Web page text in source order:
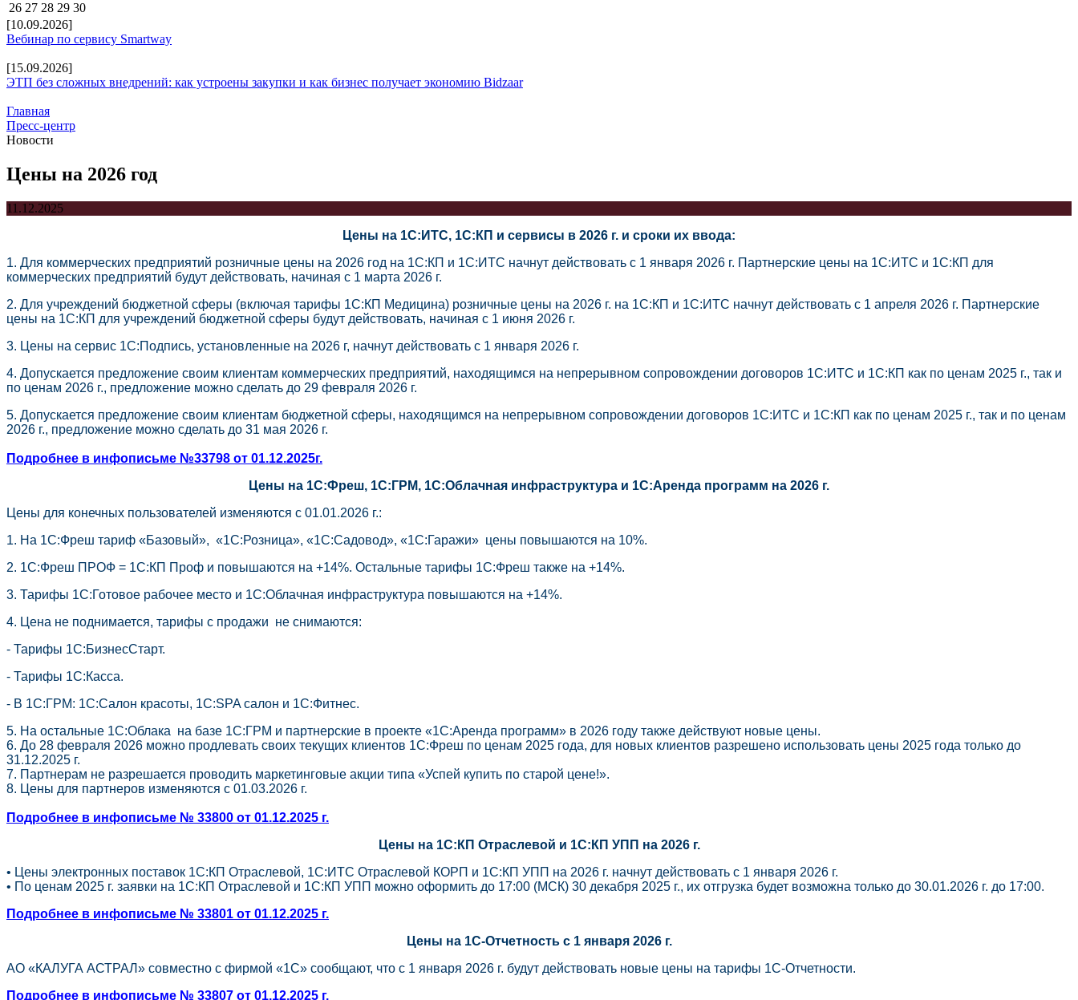
26 27 28 29 30
[10.09.2026]
Вебинар по сервису Smartway
[15.09.2026]
ЭТП без сложных внедрений: как устроены закупки и как бизнес получает экономию Bidzaar
Главная
Пресс-центр
Новости
Цены на 2026 год
11.12.2025
Цены на 1С:ИТС, 1С:КП и сервисы в 2026 г. и сроки их ввода:
1. Для коммерческих предприятий розничные цены на 2026 год на 1С:КП и 1С:ИТС начнут действовать с 1 января 2026 г. Партнерские цены на 1С:ИТС и 1С:КП для
коммерческих предприятий будут действовать, начиная с 1 марта 2026 г.
2. Для учреждений бюджетной сферы (включая тарифы 1С:КП Медицина) розничные цены на 2026 г. на 1С:КП и 1С:ИТС начнут действовать с 1 апреля 2026 г. Партнерские
цены на 1С:КП для учреждений бюджетной сферы будут действовать, начиная с 1 июня 2026 г.
3. Цены на сервис 1С:Подпись, установленные на 2026 г, начнут действовать с 1 января 2026 г.
4. Допускается предложение своим клиентам коммерческих предприятий, находящимся на непрерывном сопровождении договоров 1С:ИТС и 1С:КП как по ценам 2025 г., так и
по ценам 2026 г., предложение можно сделать до 29 февраля 2026 г.
5. Допускается предложение своим клиентам бюджетной сферы, находящимся на непрерывном сопровождении договоров 1С:ИТС и 1С:КП как по ценам 2025 г., так и по ценам
2026 г., предложение можно сделать до 31 мая 2026 г.
Подробнее в инфописьме №33798 от 01.12.2025г.
Цены на 1С:Фреш, 1С:ГРМ, 1С:Облачная инфраструктура и 1С:Аренда программ на 2026 г.
Цены для конечных пользователей изменяются с 01.01.2026 г.:
1. На 1С:Фреш тариф «Базовый», «1С:Розница», «1С:Садовод», «1C:Гаражи» цены повышаются на 10%.
2. 1С:Фреш ПРОФ = 1С:КП Проф и повышаются на +14%. Остальные тарифы 1С:Фреш также на +14%.
3. Тарифы 1С:Готовое рабочее место и 1С:Облачная инфраструктура повышаются на +14%.
4. Цена не поднимается, тарифы с продажи не снимаются:
- Тарифы 1С:БизнесСтарт.
- Тарифы 1C:Касса.
- В 1С:ГРМ: 1С:Салон красоты, 1С:SPA салон и 1С:Фитнес.
5. На остальные 1С:Облака на базе 1С:ГРМ и партнерские в проекте «1С:Аренда программ» в 2026 году также действуют новые цены.
6. До 28 февраля 2026 можно продлевать своих текущих клиентов 1С:Фреш по ценам 2025 года, для новых клиентов разрешено использовать цены 2025 года только до
31.12.2025 г.
7. Партнерам не разрешается проводить маркетинговые акции типа «Успей купить по старой цене!».
8. Цены для партнеров изменяются с 01.03.2026 г.
Подробнее в инфописьме № 33800 от 01.12.2025 г.
Цены на 1С:КП Отраслевой и 1С:КП УПП на 2026 г.
• Цены электронных поставок 1С:КП Отраслевой, 1С:ИТС Отраслевой КОРП и 1С:КП УПП на 2026 г. начнут действовать с 1 января 2026 г.
• По ценам 2025 г. заявки на 1С:КП Отраслевой и 1С:КП УПП можно оформить до 17:00 (МСК) 30 декабря 2025 г., их отгрузка будет возможна только до 30.01.2026 г. до 17:00.
Подробнее в инфописьме № 33801 от 01.12.2025 г.
Цены на 1С-Отчетность с 1 января 2026 г.
АО «КАЛУГА АСТРАЛ» совместно c фирмой «1С» сообщают, что с 1 января 2026 г. будут действовать новые цены на тарифы 1С-Отчетности.
Подробнее в инфописьме № 33807 от 01.12.2025 г.